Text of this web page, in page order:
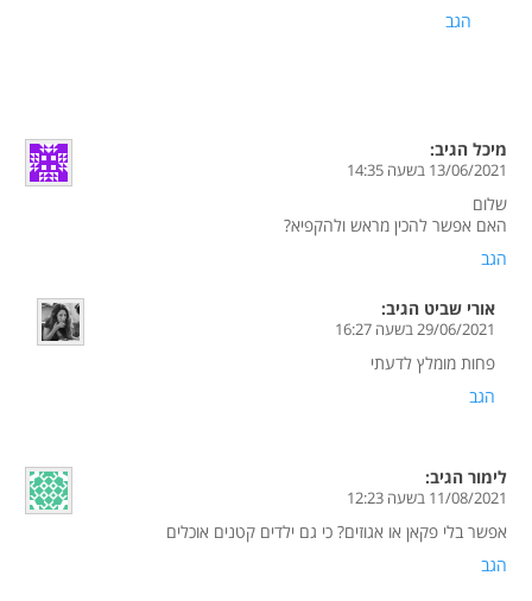
הגב
מיכל הגיב:
13/06/2021 בשעה 14:35
שלום
האם אפשר להכין מראש ולהקפיא?
הגב
אורי שביט הגיב:
29/06/2021 בשעה 16:27
פחות מומלץ לדעתי
הגב
לימור הגיב:
11/08/2021 בשעה 12:23
אפשר בלי פקאן או אגוזים? כי גם ילדים קטנים אוכלים
הגב